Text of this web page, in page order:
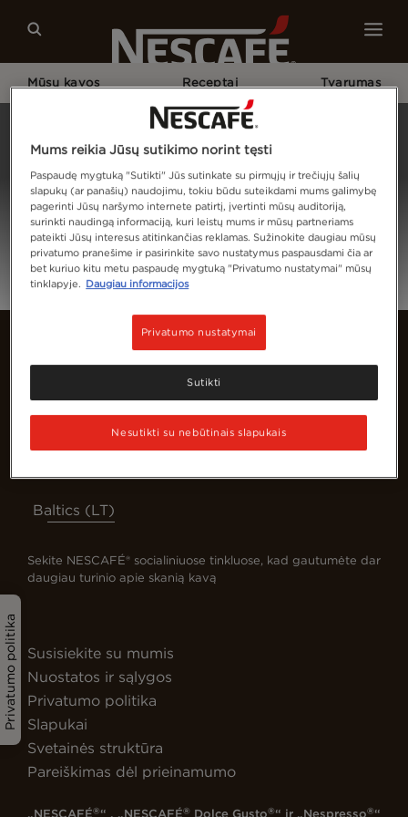
Mūsų kavos Receptai Tvarumas
Prisijungti
Privatumo politika
Baltics (LT)
Sekite NESCAFÉ® socialiniuose tinkluose, kad gautumėte dar
daugiau turinio apie skanią kavą
Susisiekite su mumis
Nuostatos ir sąlygos
Privatumo politika
Slapukai
Svetainės struktūra
Pareiškimas dėl prieinamumo
Mums reikia Jūsų sutikimo norint tęsti
Paspaudę mygtuką "Sutikti" Jūs sutinkate su pirmųjų ir trečiųjų šalių
slapukų (ar panašių) naudojimu, tokiu būdu suteikdami mums galimybę
pagerinti Jūsų naršymo internete patirtį, įvertinti mūsų auditoriją,
surinkti naudingą informaciją, kuri leistų mums ir mūsų partneriams
pateikti Jūsų interesus atitinkančias reklamas. Sužinokite daugiau mūsų
privatumo pranešime ir pasirinkite savo nustatymus paspausdami čia ar
bet kuriuo kitu metu paspaudę mygtuką "Privatumo nustatymai" mūsų
tinklapyje. Daugiau informacijos
Privatumo nustatymai
Nesutikti su nebūtinais slapukais
Sutikti